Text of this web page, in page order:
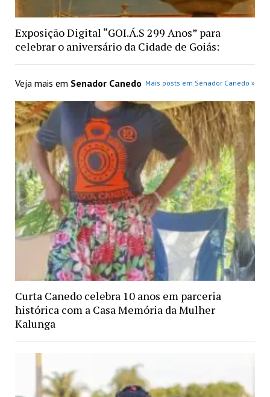
Exposição Digital “GOI.Á.S 299 Anos” para
celebrar o aniversário da Cidade de Goiás:
Veja mais em Senador Canedo Mais posts em Senador Canedo »
Curta Canedo celebra 10 anos em parceria
histórica com a Casa Memória da Mulher
Kalunga